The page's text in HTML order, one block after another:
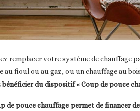
remplacer votre système de chauffage
au fioul ou au gaz, ou un chauffage au
du dispositif « Coup de pouce
de pouce chauffage permet de financer